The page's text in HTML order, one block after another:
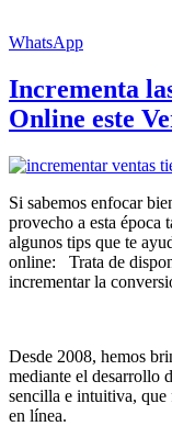
WhatsApp
Incrementa
Online este
Si sabemos enfocar
provecho a esta época
algunos tips que te
online: Trata de
incrementar la
Desde 2008, hemos
mediante el desarrollo
sencilla e intuitiva,
en línea.